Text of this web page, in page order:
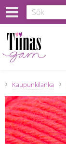
Kaupunkilanka